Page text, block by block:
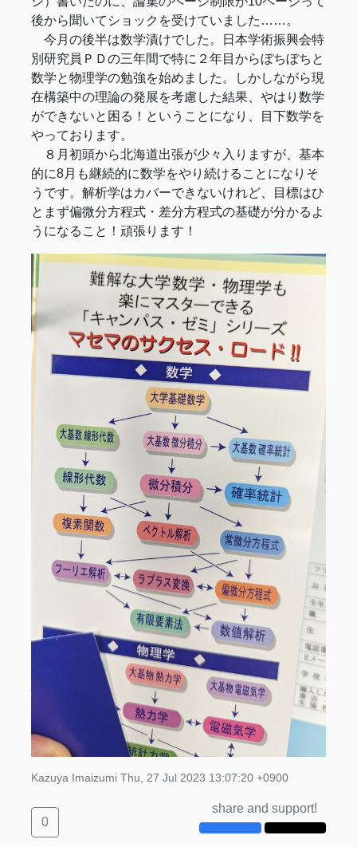
後から聞いてショックを受けていました……。
今月の後半は数学漬けでした。日本学術振興会特
別研究員ＰＤの三年間で特に２年目からぼちぼちと
数学と物理学の勉強を始めました。しかしながら現
在構築中の理論の発展を考慮した結果、やはり数学
ができないと困る！ということになり、目下数学を
やっております。
８月初頭から北海道出張が少々入りますが、基本
的に8月も継続的に数学をやり続けることになりそ
うです。解析学はカバーできないけれど、目標はひ
とまず偏微分方程式・差分方程式の基礎が分かるよ
うになること！頑張ります！
Kazuya Imaizumi Thu, 27 Jul 2023 13:07:20 +0900
0
share and support!